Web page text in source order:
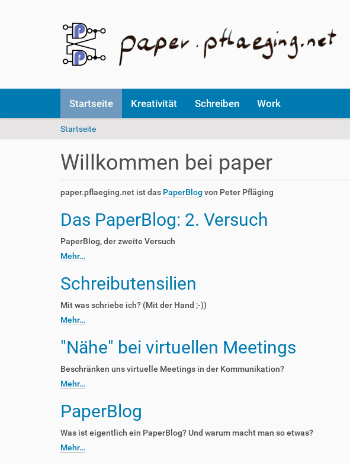
Startseite Kreativität Schreiben Work
S
s
d
r
Startseite
Willkommen bei paper
paper.pflaeging.net ist das PaperBlog von Peter Pfläging
Das PaperBlog: 2. Versuch
PaperBlog, der zweite Versuch
Mehr…
Schreibutensilien
Mit was schriebe ich? (Mit der Hand ;-))
Mehr…
"Nähe" bei virtuellen Meetings
Beschränken uns virtuelle Meetings in der Kommunikation?
Mehr…
PaperBlog
Was ist eigentlich ein PaperBlog? Und warum macht man so etwas?
Mehr…